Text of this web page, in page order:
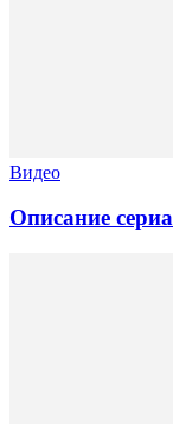
Видео
Описание